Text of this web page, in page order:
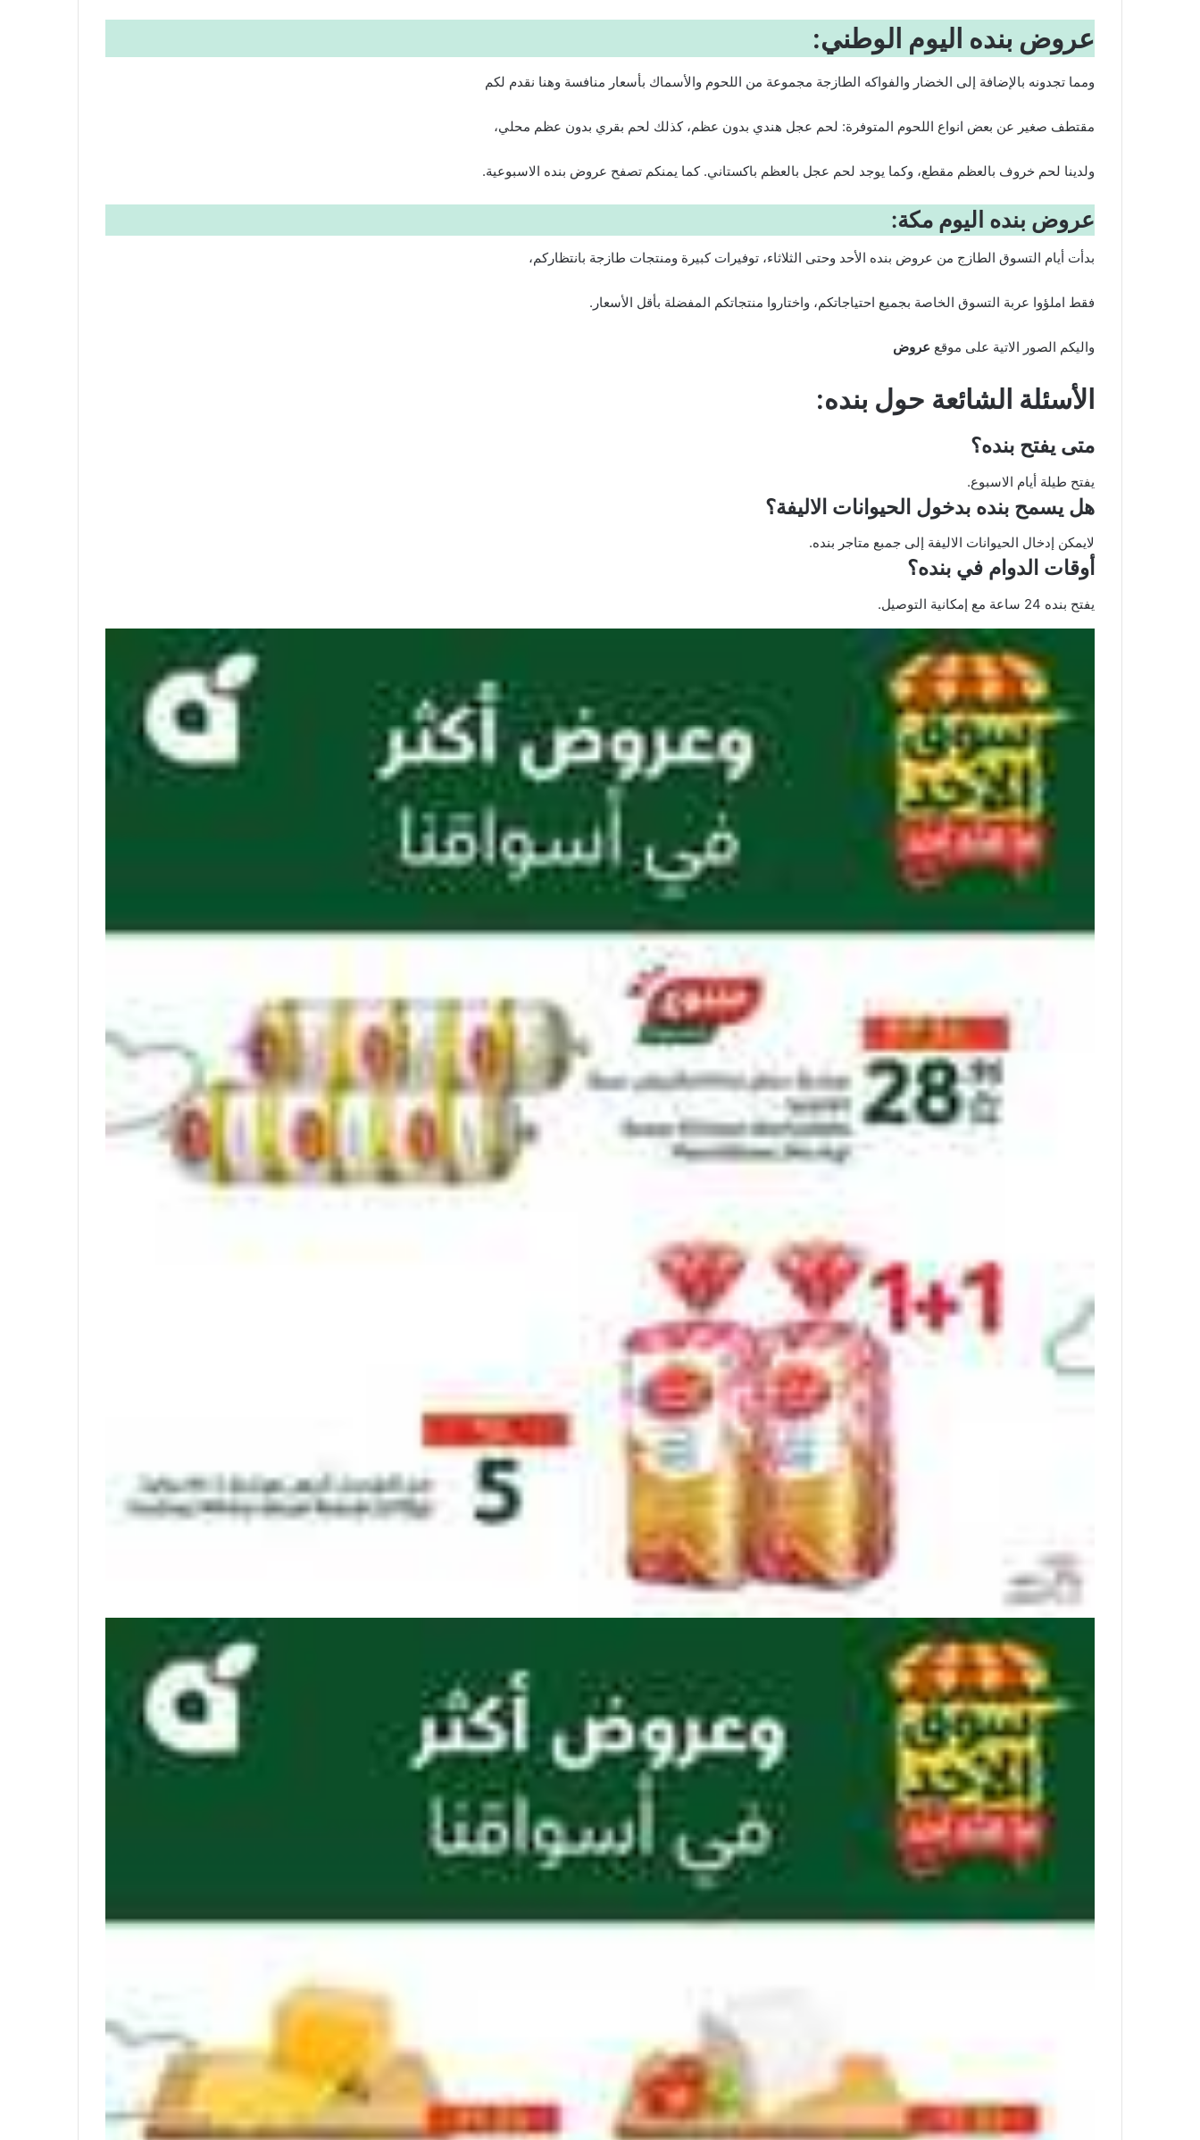
عروض بنده اليوم الوطني:
ومما تجدونه بالإضافة إلى الخضار والفواكه الطازجة مجموعة من اللحوم والأسماك بأسعار منافسة وهنا نقدم لكم
مقتطف صغير عن بعض انواع اللحوم المتوفرة: لحم عجل هندي بدون عظم، كذلك لحم بقري بدون عظم محلي،
ولدينا لحم خروف بالعظم مقطع، وكما يوجد لحم عجل بالعظم باكستاني. كما يمنكم تصفح عروض بنده الاسبوعية.
عروض بنده اليوم مكة:
بدأت أيام التسوق الطازج من عروض بنده الأحد وحتى الثلاثاء، توفيرات كبيرة ومنتجات طازجة بانتظاركم،
فقط املؤوا عربة التسوق الخاصة بجميع احتياجاتكم، واختاروا منتجاتكم المفضلة بأقل الأسعار.
واليكم الصور الاتية على موقع عروض
الأسئلة الشائعة حول بنده:
متى يفتح بنده؟
يفتح طيلة أيام الاسبوع.
هل يسمح بنده بدخول الحيوانات الاليفة؟
لايمكن إدخال الحيوانات الاليفة إلى جمبع متاجر بنده.
أوقات الدوام في بنده؟
يفتح بنده 24 ساعة مع إمكانية التوصيل.